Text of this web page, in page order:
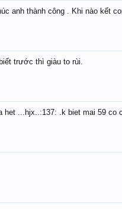
anh thành công . Khi nào kết
trước thì giàu to rùi.
het ...hjx..:137: .k biet mai 59 co